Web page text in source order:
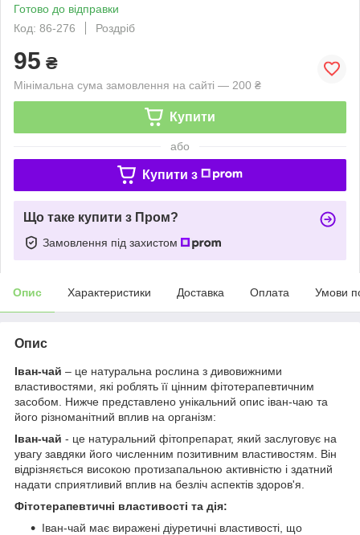
Готово до відправки
Код: 86-276
Роздріб
95 ₴
Мінімальна сума замовлення на сайті — 200 ₴
Купити
або
Купити з
Що таке купити з Пром?
Замовлення під захистом
Опис Характеристики Доставка Оплата Умови
Опис
Іван-чай – це натуральна рослина з дивовижними
властивостями, які роблять її цінним фітотерапевтичним
засобом. Нижче представлено унікальний опис іван-чаю та
його різноманітний вплив на організм:
Іван-чай - це натуральний фітопрепарат, який заслуговує на
увагу завдяки його численним позитивним властивостям. Він
відрізняється високою протизапальною активністю і здатний
надати сприятливий вплив на безліч аспектів здоров'я.
Фітотерапевтичні властивості та дія:
Іван-чай має виражені діуретичні властивості, що